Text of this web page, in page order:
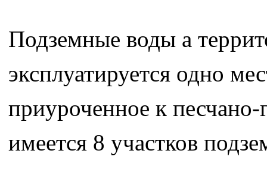
Подземные воды а
эксплуатируется одно
приуроченное к
имеется 8 участков